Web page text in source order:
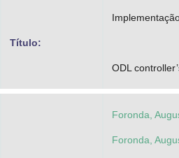
Banco Central do Brasil
Título:
ODL
Foronda,
Foronda,